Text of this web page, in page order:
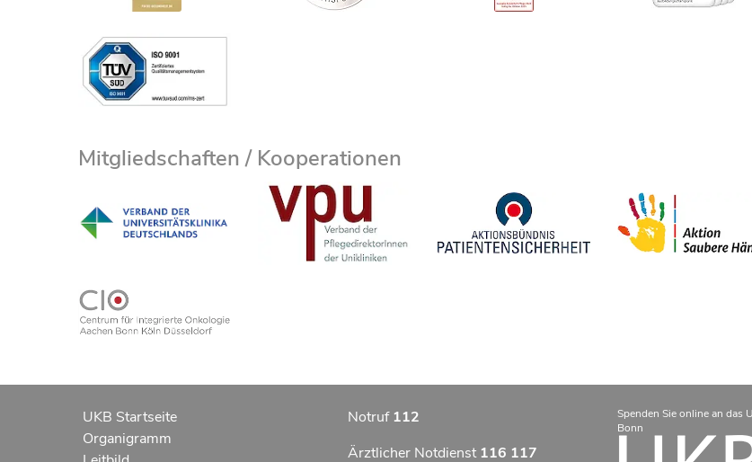
Mitgliedschaften / Kooperationen
UKB Startseite
Organigramm
Notruf 112
Ärztlicher Notdienst 116 117
Spenden Sie online an das
Bonn